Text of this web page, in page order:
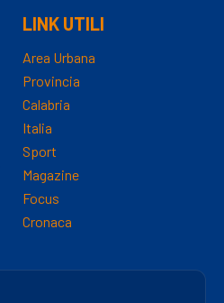
LINK UTILI
Area Urbana
Provincia
Calabria
Italia
Sport
Magazine
Focus
Cronaca